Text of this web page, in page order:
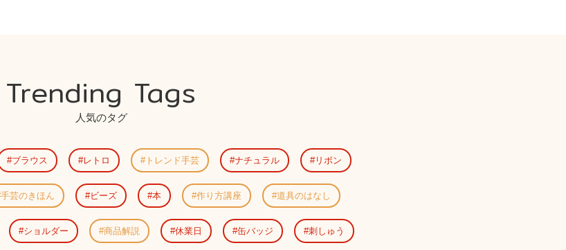
Trending Tags
人気のタグ
ブラウス レトロ トレンド手芸 ナチュラル リボン
手芸のきほん ビーズ 本 作り方講座 道具のはなし
ショルダー 商品解説 休業日 缶バッジ 刺しゅう